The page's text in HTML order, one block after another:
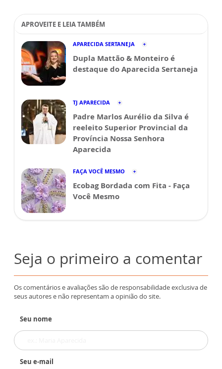
APROVEITE E LEIA TAMBÉM
APARECIDA SERTANEJA
Dupla Mattão & Monteiro é
destaque do Aparecida Sertaneja
TJ APARECIDA
Padre Marlos Aurélio da Silva é
reeleito Superior Provincial da
Província Nossa Senhora
Aparecida
FAÇA VOCÊ MESMO
Ecobag Bordada com Fita - Faça
Você Mesmo
Seja o primeiro a comentar
Os comentários e avaliações são de responsabilidade exclusiva de
seus autores e não representam a opinião do site.
Seu nome
Seu e-mail